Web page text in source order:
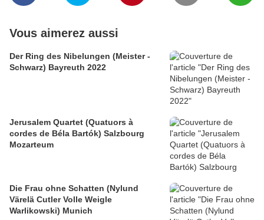
Vous aimerez aussi
Der Ring des Nibelungen (Meister -
Schwarz) Bayreuth 2022
Jerusalem Quartet (Quatuors à
cordes de Béla Bartók) Salzbourg
Mozarteum
Die Frau ohne Schatten (Nylund
Värelä Cutler Volle Weigle
Warlikowski) Munich